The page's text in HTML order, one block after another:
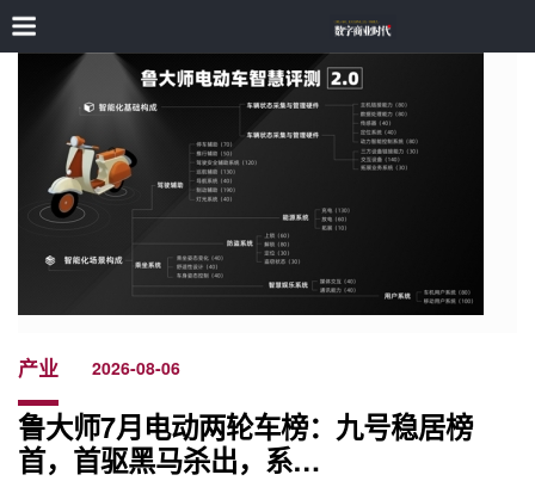
产业 2026-08-06
鲁大师7月电动两轮车榜：九号稳居榜
首，首驱黑马杀出，系…